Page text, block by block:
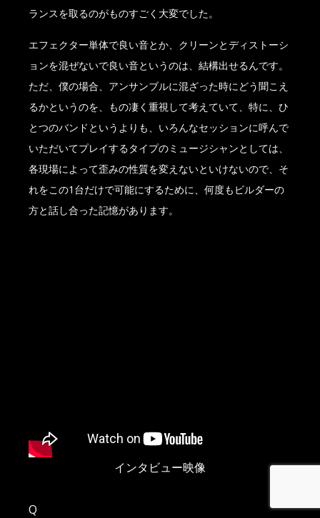
ランスを取るのがものすごく大変でした。
エフェクター単体で良い音とか、クリーンとディストーシ
ョンを混ぜないで良い音というのは、結構出せるんです。
ただ、僕の場合、アンサンブルに混ざった時にどう聞こえ
るかというのを、もの凄く重視して考えていて、特に、ひ
とつのバンドというよりも、いろんなセッションに呼んで
いただいてプレイするタイプのミュージシャンとしては、
各現場によって歪みの性質を変えないといけないので、そ
れをこの1台だけで可能にするために、何度もビルダーの
方と話し合った記憶があります。
インタビュー映像
Q